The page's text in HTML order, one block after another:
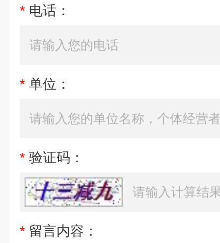
* 电话：
* 单位：
* 验证码：
* 留言内容：